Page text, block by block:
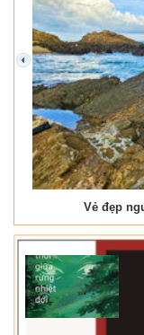
Vẻ đẹp
prev